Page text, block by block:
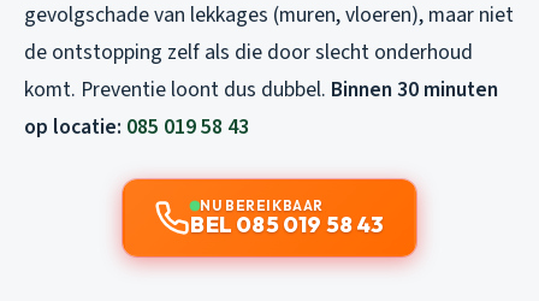
gevolgschade van lekkages (muren, vloeren), maar niet
de ontstopping zelf als die door slecht onderhoud
komt. Preventie loont dus dubbel. Binnen 30 minuten
op locatie: 085 019 58 43
NU BEREIKBAAR
BEL 085 019 58 43